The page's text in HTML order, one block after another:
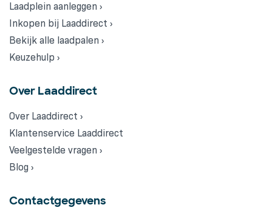
Laadplein aanleggen ›
Inkopen bij Laaddirect ›
Bekijk alle laadpalen ›
Keuzehulp ›
Over Laaddirect
Over Laaddirect ›
Klantenservice Laaddirect
Veelgestelde vragen ›
Blog ›
Contactgegevens